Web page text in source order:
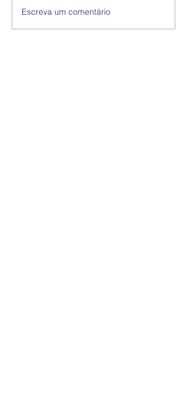
Escreva um comentário